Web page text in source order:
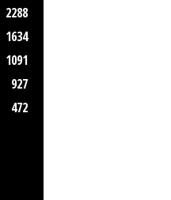
2288
1634
1091
927
472